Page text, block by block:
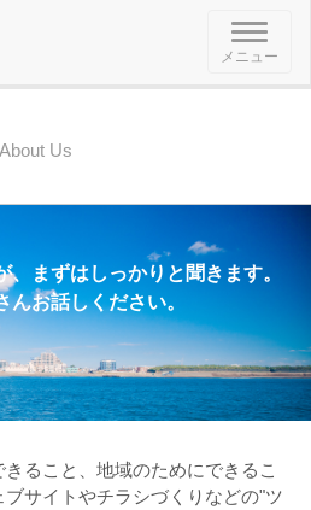
メ
ニ
ュ
メニュー
About Us
まずはしっかりと聞きます。
んお話しください。
ること、地域のためにできるこ
サイトやチラシづくりなどの"ツ